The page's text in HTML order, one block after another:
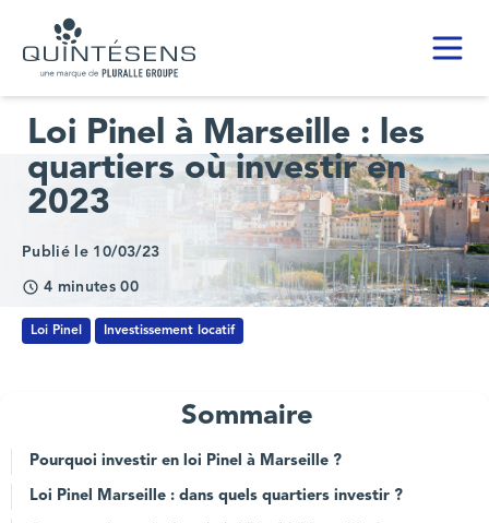
Home page
Loi Pinel à Marseille : les
quartiers où investir en
2023
Publié le 10/03/23
4 minutes 00
Loi Pinel Investissement locatif
Sommaire
Pourquoi investir en loi Pinel à Marseille ?
Loi Pinel Marseille : dans quels quartiers investir ?